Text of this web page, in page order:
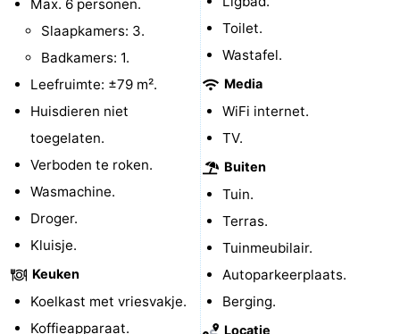
Reisboekenwinkel
Nieuws
adressen
Regio
Schouwen-
Duiveland
-
Renesse
-
Max. 6 personen.
Slaapkamers: 3.
Badkamers: 1.
Leefruimte: ±79 m².
Huisdieren niet
toegelaten.
Verboden te roken.
Wasmachine.
Droger.
Kluisje.
Keuken
Koelkast met vriesvakje.
Koffieapparaat.
Toilet.
Wastafel.
Media
WiFi internet.
TV.
Buiten
Tuin.
Terras.
Tuinmeubilair.
Autoparkeerplaats.
Berging.
Locatie